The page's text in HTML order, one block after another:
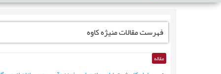
فهرست مقالاتمنیژه کاوه
مقاله